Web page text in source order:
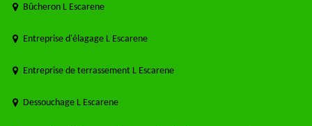
Bûcheron L Escarene
Entreprise d'élagage L Escarene
Entreprise de terrassement L Escarene
Dessouchage L Escarene